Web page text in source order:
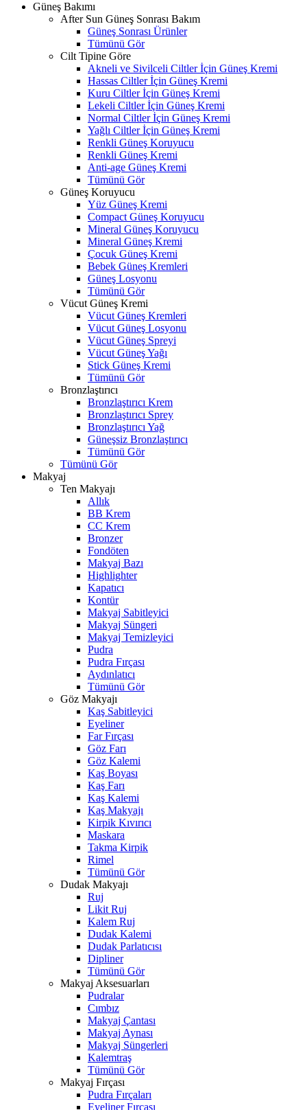
Güneş Bakımı
After Sun Güneş Sonrası Bakım
Güneş Sonrası Ürünler
Tümünü Gör
Cilt Tipine Göre
Akneli ve Sivilceli Ciltler İçin Güneş Kremi
Hassas Ciltler İçin Güneş Kremi
Kuru Ciltler İçin Güneş Kremi
Lekeli Ciltler İçin Güneş Kremi
Normal Ciltler İçin Güneş Kremi
Yağlı Ciltler İçin Güneş Kremi
Renkli Güneş Koruyucu
Renkli Güneş Kremi
Anti-age Güneş Kremi
Tümünü Gör
Güneş Koruyucu
Yüz Güneş Kremi
Compact Güneş Koruyucu
Mineral Güneş Koruyucu
Mineral Güneş Kremi
Çocuk Güneş Kremi
Bebek Güneş Kremleri
Güneş Losyonu
Tümünü Gör
Vücut Güneş Kremi
Vücut Güneş Kremleri
Vücut Güneş Losyonu
Vücut Güneş Spreyi
Vücut Güneş Yağı
Stick Güneş Kremi
Tümünü Gör
Bronzlaştırıcı
Bronzlaştırıcı Krem
Bronzlaştırıcı Sprey
Bronzlaştırıcı Yağ
Güneşsiz Bronzlaştırıcı
Tümünü Gör
Tümünü Gör
Makyaj
Ten Makyajı
Allık
BB Krem
CC Krem
Bronzer
Fondöten
Makyaj Bazı
Highlighter
Kapatıcı
Kontür
Makyaj Sabitleyici
Makyaj Süngeri
Makyaj Temizleyici
Pudra
Pudra Fırçası
Aydınlatıcı
Tümünü Gör
Göz Makyajı
Kaş Sabitleyici
Eyeliner
Far Fırçası
Göz Farı
Göz Kalemi
Kaş Boyası
Kaş Farı
Kaş Kalemi
Kaş Makyajı
Kirpik Kıvırıcı
Maskara
Takma Kirpik
Rimel
Tümünü Gör
Dudak Makyajı
Ruj
Likit Ruj
Kalem Ruj
Dudak Kalemi
Dudak Parlatıcısı
Dipliner
Tümünü Gör
Makyaj Aksesuarları
Pudralar
Cımbız
Makyaj Çantası
Makyaj Aynası
Makyaj Süngerleri
Kalemtraş
Tümünü Gör
Makyaj Fırçası
Pudra Fırçaları
Eyeliner Fırçası